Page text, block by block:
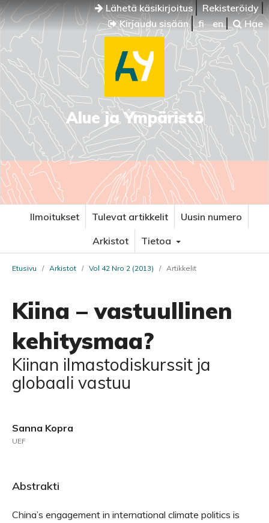
Lähetä käsikirjoitus
Rekisteröidy
Kirjaudu sisään
fi en Hae
Alue ja Ympäristö
Ilmoitukset Tulevat artikkelit
Uusin numero
Arkistot
Tietoa
Etusivu / Arkistot / Vol 42 Nro 2 (2013) / Artikkelit
Kiina – vastuullinen
kehitysmaa?
Kiinan ilmastodiskurssit ja
globaali vastuu
Sanna Kopra
UEF
Abstrakti
China’s engagement in international climate politics is